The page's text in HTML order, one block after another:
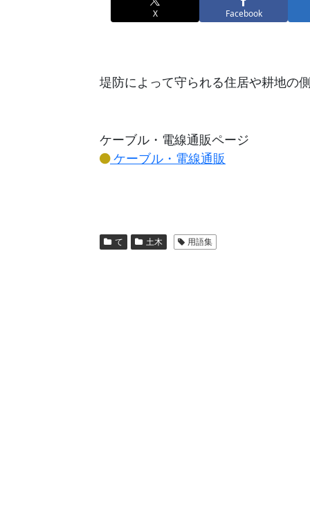
X Facebook
堤防によって守られる住居や耕地の
ケーブル・電線通販ページ
ケーブル・電線通販
て 土木 用語集